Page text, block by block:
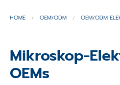
Service
Applikationen
Techniken
HOME OEM/ODM OEM/ODM
Mikroskop-
OEMs